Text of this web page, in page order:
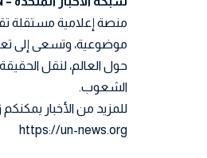
منصة إعلامية مستقلة
موضوعية، وتسعى إلى
حول العالم، لنقل
الشعوب.
للمزيد من الأخبار يمكنكم
https://un-news.org